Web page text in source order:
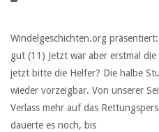
Windelgeschichten.org
gut (11) Jetzt war aber erstmal
jetzt bitte die Helfer? Die halbe
wieder vorzeigbar. Von unserer
Verlass mehr auf das
dauerte es noch, bis